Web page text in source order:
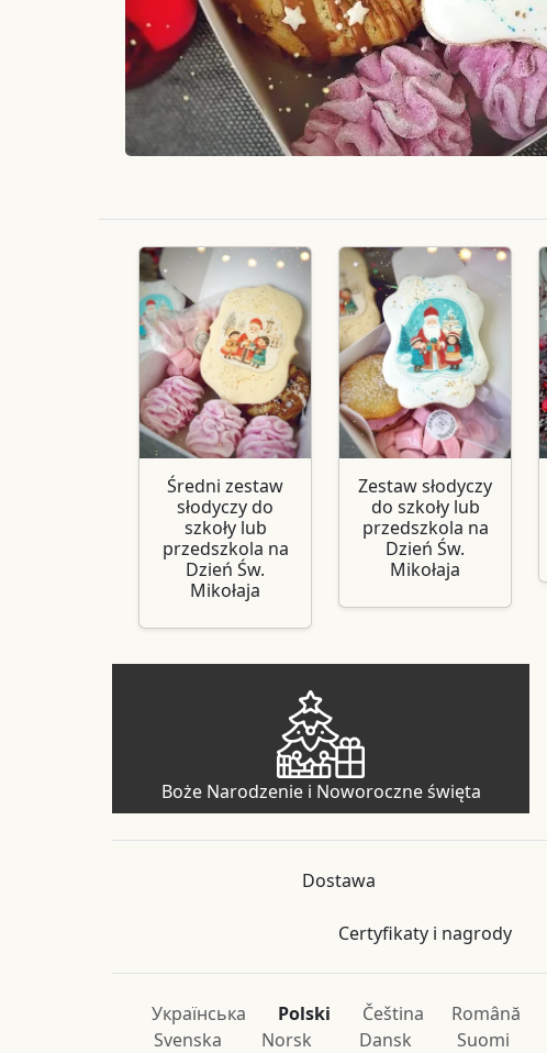
Średni zestaw
słodyczy do
szkoły lub
przedszkola na
Dzień Św.
Mikołaja
Zestaw słodyczy
do szkoły lub
przedszkola na
Dzień Św.
Mikołaja
Boże Narodzenie i Noworoczne święta
Dostawa
Certyfikaty i nagrody
Українська Polski Čeština Română
Svenska
Norsk Dansk Suomi